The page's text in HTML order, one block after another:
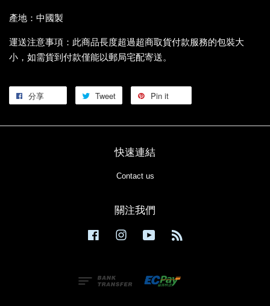
產地：中國製
運送注意事項：此商品長度超過超商取貨付款服務的包裝大
小，如需貨到付款僅能以郵局宅配寄送。
分享 Tweet Pin it
快速連結
Contact us
關注我們
Facebook Instagram YouTube